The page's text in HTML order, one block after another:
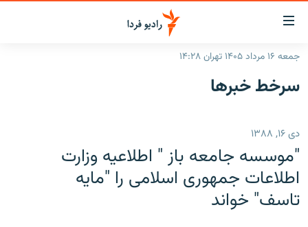
لینک‌های
قابلیت
دسترسی
بازگشت
اصلی
رفتن
صفحه
جستجو
ایران
رادیو
انتخاب کنید و بشنوید
برنامه‌های رادیویی
پادکست
چندرسانه‌ای
جمعه ۱۶ مرداد ۱۴۰۵ تهران ۱۴:۲۸
سرخط‌ خبرها
دی ۱۶, ۱۳۸۸
"موسسه جامعه باز " اطلاعیه وزارت
اطلاعات جمهوری اسلامی را "مایه
تاسف" خواند